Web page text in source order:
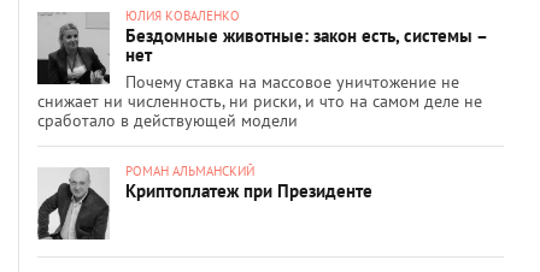
ЮЛИЯ КОВАЛЕНКО
Бездомные животные: закон есть, системы –
нет
Почему ставка на массовое уничтожение не
снижает ни численность, ни риски, и что на самом деле не
сработало в действующей модели
РОМАН АЛЬМАНСКИЙ
Криптоплатеж при Президенте